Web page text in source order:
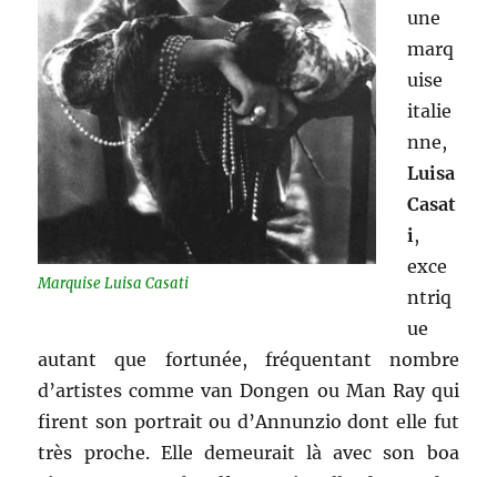
Marquise Luisa Casati
une
marq
uise
italie
nne,
Luisa
Casat
i,
exce
ntriq
ue
autant que fortunée, fréquentant nombre
d’artistes comme van Dongen ou Man Ray qui
firent son portrait ou d’Annunzio dont elle fut
très proche. Elle demeurait là avec son boa